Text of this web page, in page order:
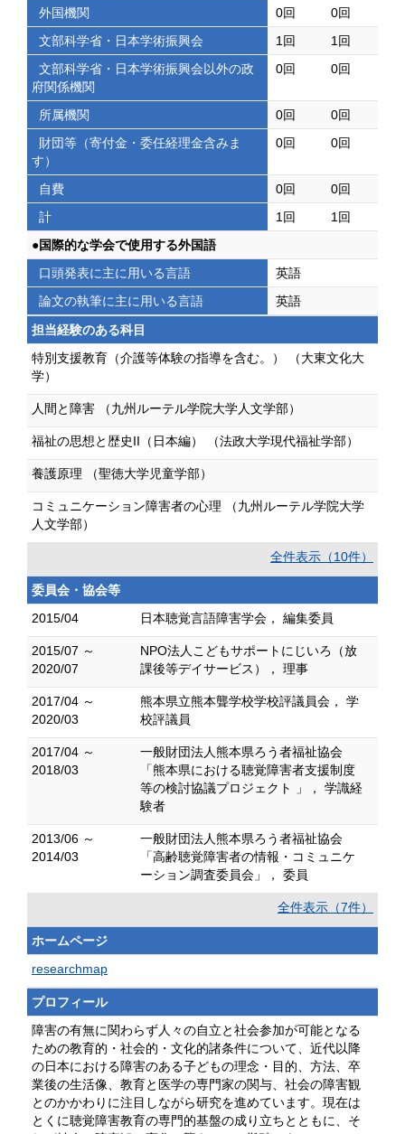
外国機関
0回
0回
文部科学省・日本学術振興会
1回
1回
文部科学省・日本学術振興会以外の政
府関係機関
0回 0回
所属機関 0回
0回
財団等（寄付金・委任経理金含みま
す）
0回 0回
自費 0回
0回
計
1回
1回
●国際的な学会で使用する外国語
口頭発表に主に用いる言語
英語
論文の執筆に主に用いる言語
英語
担当経験のある科目
特別支援教育（介護等体験の指導を含む。） （大東文化大
学）
人間と障害 （九州ルーテル学院大学人文学部）
福祉の思想と歴史II（日本編） （法政大学現代福祉学部）
養護原理 （聖徳大学児童学部）
コミュニケーション障害者の心理 （九州ルーテル学院大学
人文学部）
全件表示（10件）
委員会・協会等
2015/04
日本聴覚言語障害学会， 編集委員
2015/07 ～
2020/07
NPO法人こどもサポートにじいろ（放
課後等デイサービス）， 理事
2017/04 ～
2020/03
熊本県立熊本聾学校学校評議員会， 学
校評議員
2017/04 ～
2018/03
一般財団法人熊本県ろう者福祉協会
「熊本県における聴覚障害者支援制度
等の検討協議プロジェクト 」， 学識経
験者
2013/06 ～
2014/03
一般財団法人熊本県ろう者福祉協会
「高齢聴覚障害者の情報・コミュニケ
ーション調査委員会」， 委員
全件表示（7件）
ホームページ
researchmap
プロフィール
障害の有無に関わらず人々の自立と社会参加が可能となる
ための教育的・社会的・文化的諸条件について、近代以降
の日本における障害のある子どもの理念・目的、方法、卒
業後の生活像、教育と医学の専門家の関与、社会の障害観
とのかかわりに注目しながら研究を進めています。現在は
とくに聴覚障害教育の専門的基盤の成り立ちとともに、そ